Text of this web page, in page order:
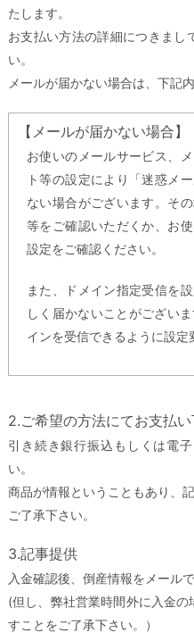
たします。
お支払い方法の詳細につきまし
い。
メールが届かない場合は、下記
【メールが届かない場合】
お使いのメールサービス、
ト等の設定により「迷惑メ
ない場合がございます。そ
等をご確認いただくか、お
設定をご確認ください。
また、ドメイン指定受信を
しく届かないことがござい
インを受信できるように設定
2.ご希望の方法にてお支払
引き続き銀行振込もしくは電
い。
商品が情報ということもあり、
ご了承下さい。
3.記事提供
入金確認後、倒産情報をメール
(但し、弊社営業時間外に入金
すことをご了承下さい。）